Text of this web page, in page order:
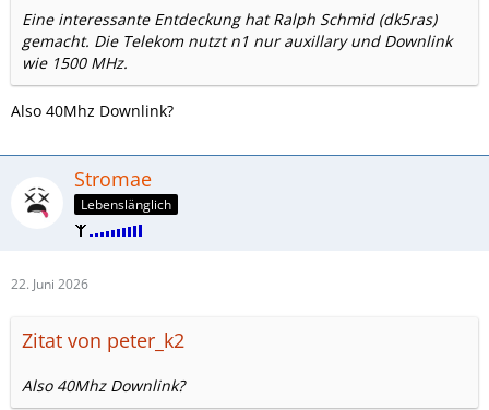
Eine interessante Entdeckung hat Ralph Schmid (dk5ras)
gemacht. Die Telekom nutzt n1 nur auxillary und Downlink
wie 1500 MHz.
Also 40Mhz Downlink?
Stromae
Lebenslänglich
22. Juni 2026
Zitat von peter_k2
Also 40Mhz Downlink?